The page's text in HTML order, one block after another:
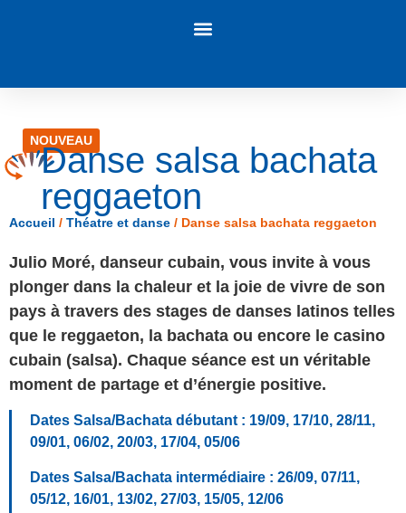
NOUVEAU
Danse salsa bachata
reggaeton
Accueil / Théatre et danse / Danse salsa bachata reggaeton
Julio Moré, danseur cubain, vous invite à vous
plonger dans la chaleur et la joie de vivre de son
pays à travers des stages de danses latinos telles
que le reggaeton, la bachata ou encore le casino
cubain (salsa). Chaque séance est un véritable
moment de partage et d’énergie positive.
Dates Salsa/Bachata débutant : 19/09, 17/10, 28/11,
09/01, 06/02, 20/03, 17/04, 05/06
Dates Salsa/Bachata intermédiaire : 26/09, 07/11,
05/12, 16/01, 13/02, 27/03, 15/05, 12/06